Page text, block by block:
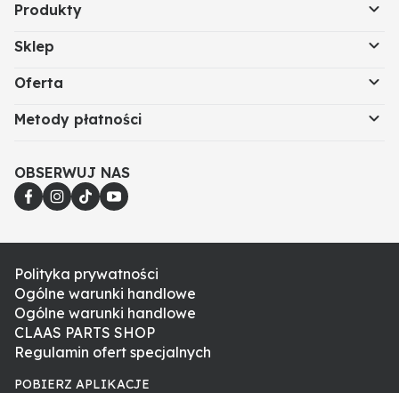
Produkty
Sklep
Oferta
Metody płatności
OBSERWUJ NAS
Polityka prywatności
Ogólne warunki handlowe
Ogólne warunki handlowe
CLAAS PARTS SHOP
Regulamin ofert specjalnych
POBIERZ APLIKACJE